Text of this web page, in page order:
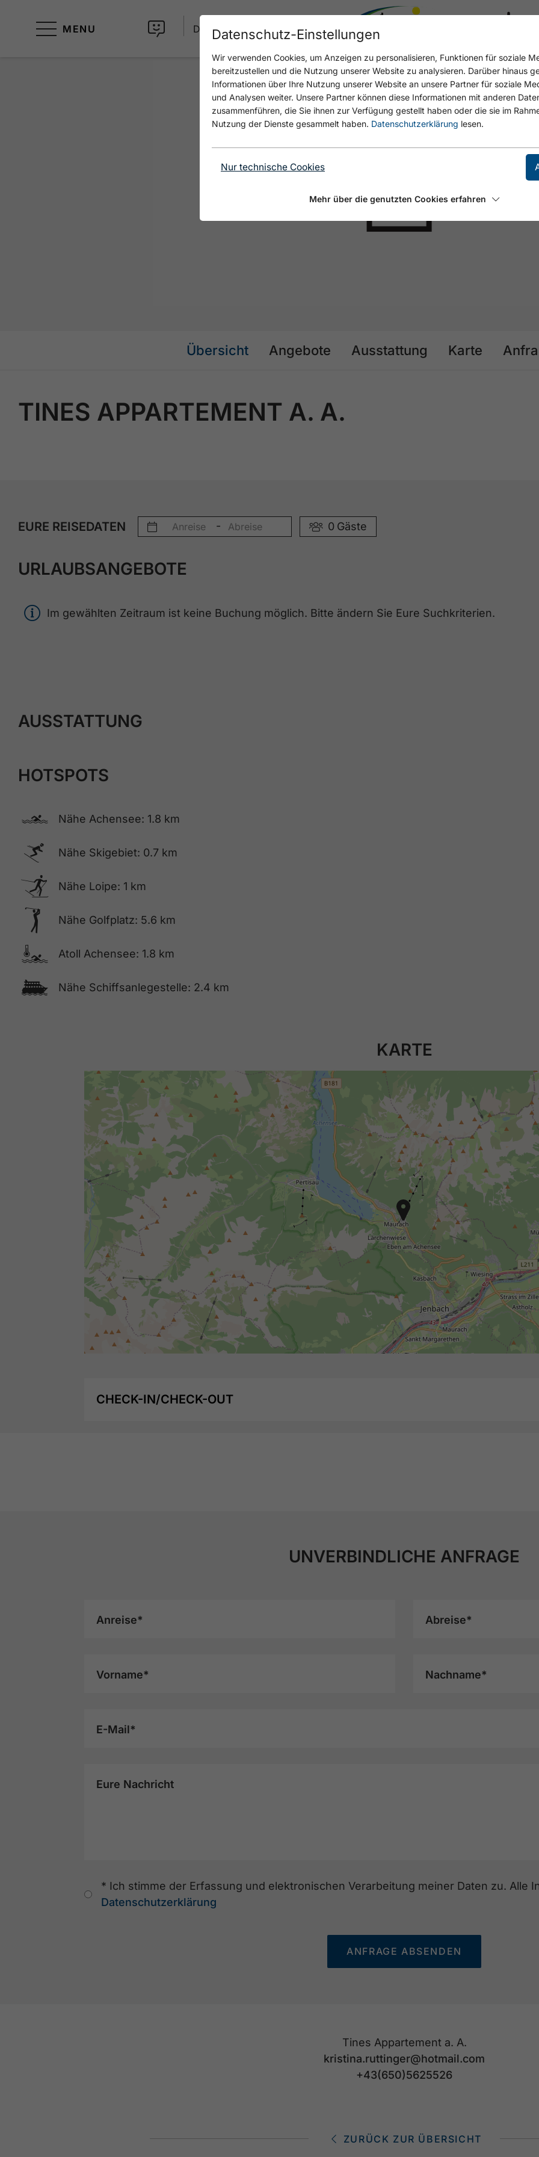
MENU DE
Übersicht Angebote Ausstattung Karte
TINES APPARTEMENT A. A.
EURE REISEDATEN - 0 Gäste
URLAUBSANGEBOTE
Im gewählten Zeitraum ist keine Buchung möglich. Bitte ändern Sie Eure Suchkriterien.
AUSSTATTUNG
HOTSPOTS
🅐 Nähe Achensee: 1.8 km
🅆 Nähe Skigebiet: 0.7 km
🅇 Nähe Loipe: 1 km
🅢 Nähe Golfplatz: 5.6 km
🍳 Atoll Achensee: 1.8 km
🕑 Nähe Schiffsanlegestelle: 2.4 km
KARTE
CHECK-IN/CHECK-OUT
UNVERBINDLICHE ANFRAGE
Anreise* Abreise*
Vorname* Nachname*
E-Mail*
Eure Nachricht
* Ich stimme der Erfassung und elektronischen Verarbeitung meiner Daten zu. Alle
Datenschutzerklärung
ANFRAGE ABSENDEN
Tines Appartement a. A.
kristina.ruttinger@hotmail.com
+43(650)5625526
ZURÜCK ZUR ÜBERSICHT
Datenschutz-Einstellungen
Wir verwenden Cookies, um Anzeigen zu personalisieren, Funktionen für soziale
bereitzustellen und die Nutzung unserer Website zu analysieren. Darüber hinaus
Informationen über Ihre Nutzung unserer Website an unsere Partner für soziale
und Analysen weiter. Unsere Partner können diese Informationen mit anderen
zusammenführen, die Sie ihnen zur Verfügung gestellt haben oder die sie im
Nutzung der Dienste gesammelt haben. Datenschutzerklärung lesen.
Nur technische Cookies
Mehr über die genutzten Cookies erfahren